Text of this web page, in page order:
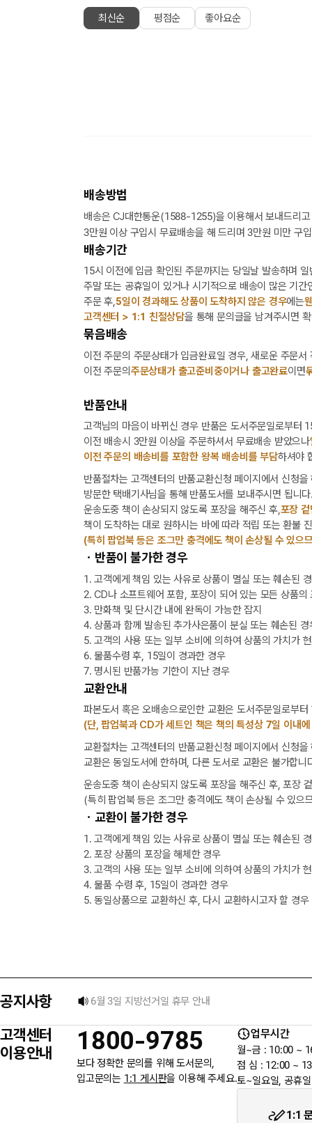
최신순 평점순 좋아요순
배송방법
배송은 CJ대한통운(1588-1255)을 이용해서 보내드리
3만원 이상 구입시 무료배송을 해 드리며 3만원 미만 구
배송기간
15시 이전에 입금 확인된 주문까지는 당일날 발송하며
주말 또는 공휴일이 있거나 시기적으로 배송이 많은 기
주문 후,5일이 경과해도 상품이 도착하지 않은 경우에는
고객센터 > 1:1 친절상담을 통해 문의글을 남겨주시면
묶음배송
이전 주문의 주문상태가 입금완료일 경우, 새로운 주문
이전 주문의 주문상태가 출고준비중이거나 출고완료이면
반품안내
고객님의 마음이 바뀌신 경우 반품은 도서주문일로부터
이전 배송시 3만원 이상을 주문하셔서 무료배송 받았으나
이전 주문의 배송비를 포함한 왕복 배송비를 부담하셔야
반품절차는 고객센터의 반품교환신청 페이지에서 신청
방문한 택배기사님을 통해 반품도서를 보내주시면 됩니
운송도중 책이 손상되지 않도록 포장을 해주신 후,포장
책이 도착하는 대로 원하시는 바에 따라 적립 또는 환불
(특히 팝업북 등은 조그만 충격에도 책이 손상될 수 있으
ㆍ반품이 불가한 경우
1. 고객에게 책임 있는 사유로 상품이 멸실 또는 훼손된
2. CD나 소프트웨어 포함, 포장이 되어 있는 모든 상품의
3. 만화책 및 단시간 내에 완독이 가능한 잡지
4. 상품과 함께 발송된 추가사은품이 분실 또는 훼손된 경
5. 고객의 사용 또는 일부 소비에 의하여 상품의 가치가
6. 물품수령 후, 15일이 경과한 경우
7. 명시된 반품가능 기한이 지난 경우
교환안내
파본도서 혹은 오배송으로인한 교환은 도서주문일로부
(단, 팝업북과 CD가 세트인 책은 책의 특성상 7일 이내
교환절차는 고객센터의 반품교환신청 페이지에서 신청
교환은 동일도서에 한하며, 다른 도서로 교환은 불가합니
운송도중 책이 손상되지 않도록 포장을 해주신 후, 포장
(특히 팝업북 등은 조그만 충격에도 책이 손상될 수 있으
ㆍ교환이 불가한 경우
1. 고객에게 책임 있는 사유로 상품이 멸실 또는 훼손된
2. 포장 상품의 포장을 해체한 경우
3. 고객의 사용 또는 일부 소비에 의하여 상품의 가치가
4. 물품 수령 후, 15일이 경과한 경우
5. 동일상품으로 교환하신 후, 다시 교환하시고자 할 경
공지사항
[8월] 무이자 할부행사 안내
6월 3일 지방선거일 휴무 안내
★입금자를 찾습니다.
고객센터
이용안내
1800-9785
보다 정확한 문의를 위해 도서문의,
입고문의는 1:1 게시판을 이용해 주세요.
업무시간
월~금 : 10:00 ~
점 심 : 12:00 ~
토~일요일, 공휴
1:1